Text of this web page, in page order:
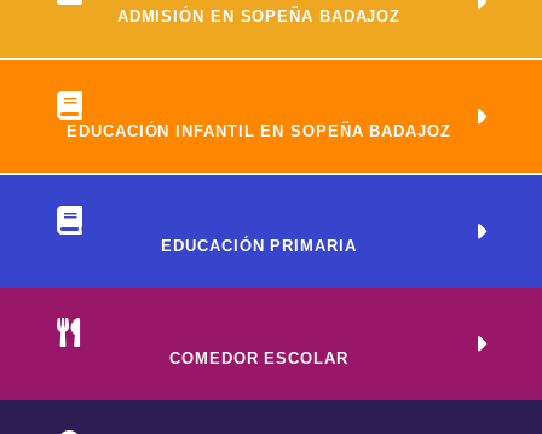
ADMISIÓN EN SOPEÑA BADAJOZ
EDUCACIÓN INFANTIL EN SOPEÑA BADAJOZ
EDUCACIÓN PRIMARIA
COMEDOR ESCOLAR